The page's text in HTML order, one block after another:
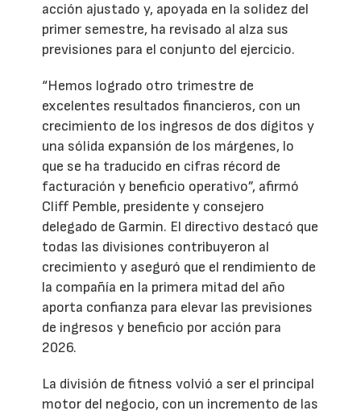
acción ajustado y, apoyada en la solidez del
primer semestre, ha revisado al alza sus
previsiones para el conjunto del ejercicio.
“Hemos logrado otro trimestre de
excelentes resultados financieros, con un
crecimiento de los ingresos de dos dígitos y
una sólida expansión de los márgenes, lo
que se ha traducido en cifras récord de
facturación y beneficio operativo”, afirmó
Cliff Pemble, presidente y consejero
delegado de Garmin. El directivo destacó que
todas las divisiones contribuyeron al
crecimiento y aseguró que el rendimiento de
la compañía en la primera mitad del año
aporta confianza para elevar las previsiones
de ingresos y beneficio por acción para
2026.
La división de fitness volvió a ser el principal
motor del negocio, con un incremento de las